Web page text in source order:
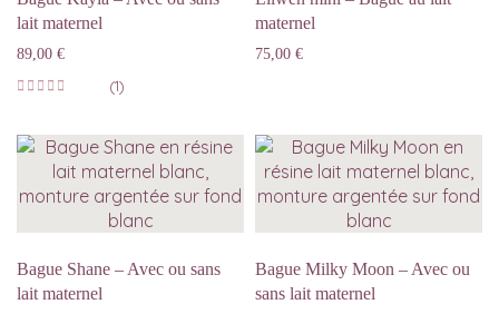
lait maternel
89,00 €
(1)
maternel
75,00 €
Bague Shane – Avec ou sans
lait maternel
Bague Milky Moon – Avec ou
sans lait maternel